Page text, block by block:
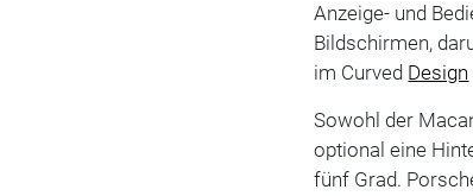
Anzeige- und
Bildschirmen,
im Curved Design
Sowohl der
optional eine
fünf Grad.